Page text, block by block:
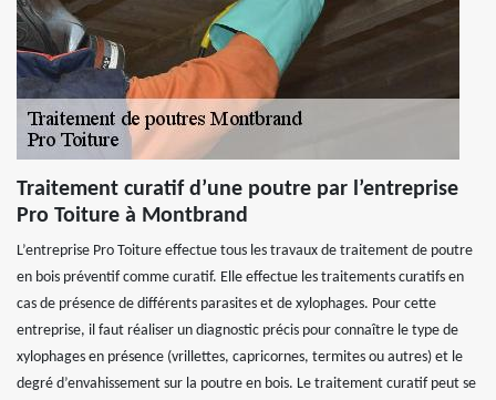
Traitement curatif d’une poutre par l’entreprise
Pro Toiture à Montbrand
L’entreprise Pro Toiture effectue tous les travaux de traitement de poutre
en bois préventif comme curatif. Elle effectue les traitements curatifs en
cas de présence de différents parasites et de xylophages. Pour cette
entreprise, il faut réaliser un diagnostic précis pour connaître le type de
xylophages en présence (vrillettes, capricornes, termites ou autres) et le
degré d’envahissement sur la poutre en bois. Le traitement curatif peut se